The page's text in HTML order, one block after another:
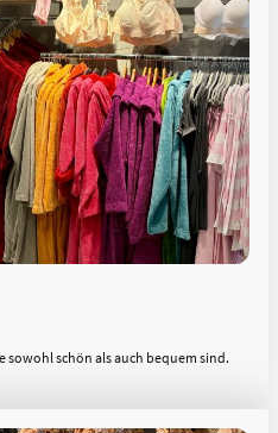
sowohl schön als auch bequem sind.